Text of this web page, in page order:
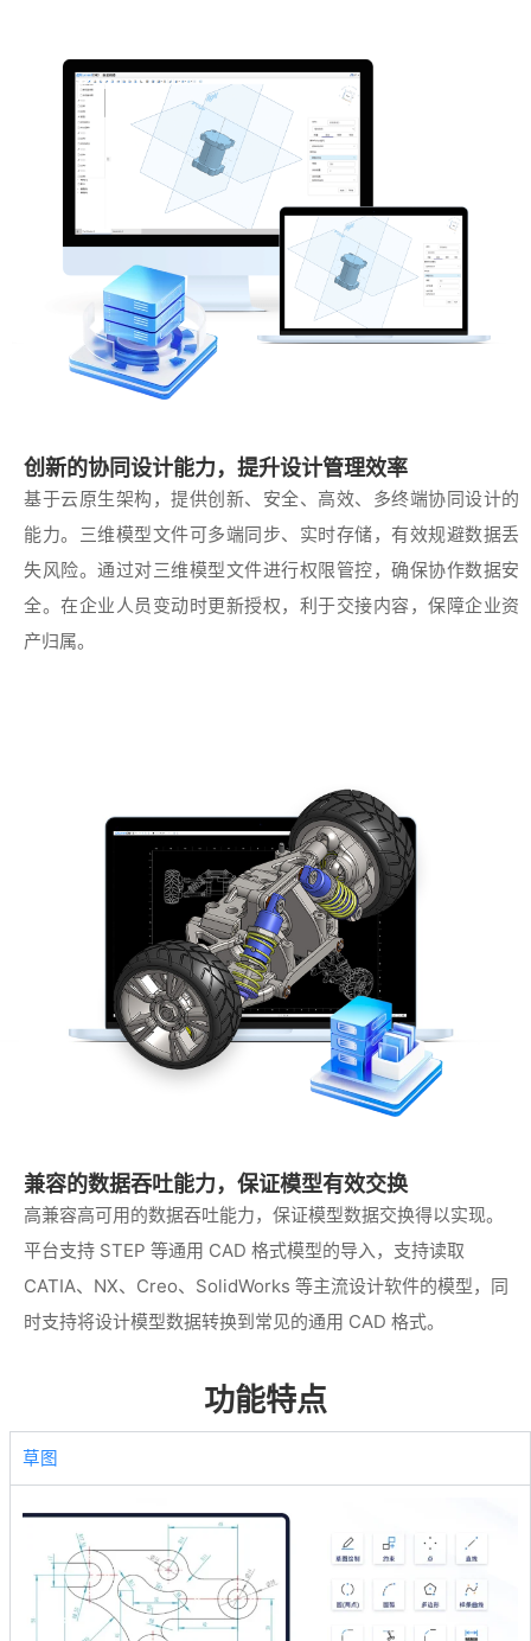
创新的协同设计能力，提升设计管理效率
基于云原生架构，提供创新、安全、高效、多终端协同设计的
能力。三维模型文件可多端同步、实时存储，有效规避数据丢
失风险。通过对三维模型文件进行权限管控，确保协作数据安
全。在企业人员变动时更新授权，利于交接内容，保障企业资
产归属。
兼容的数据吞吐能力，保证模型有效交换
高兼容高可用的数据吞吐能力，保证模型数据交换得以实现。
平台支持 STEP 等通用 CAD 格式模型的导入，支持读取
CATIA、NX、Creo、SolidWorks 等主流设计软件的模型，同
时支持将设计模型数据转换到常见的通用 CAD 格式。
功能特点
草图